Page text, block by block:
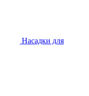
Насадки для